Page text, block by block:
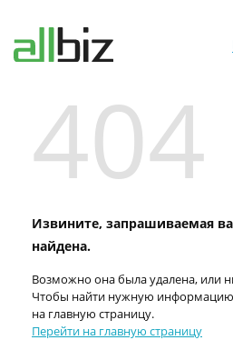
404
Извините, запрашиваемая
найдена.
Возможно она была удалена, или
Чтобы найти нужную
на главную страницу.
Перейти на главную страницу